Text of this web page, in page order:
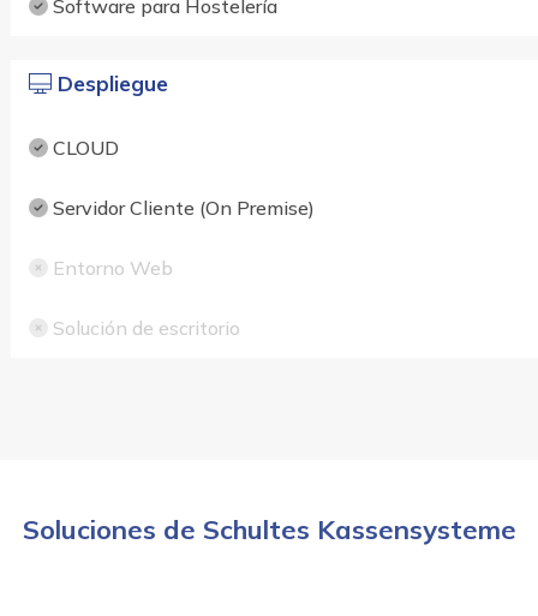
Software para Hostelería
Despliegue
CLOUD
Servidor Cliente (On Premise)
Entorno Web
Solución de escritorio
Soluciones de Schultes Kassensysteme